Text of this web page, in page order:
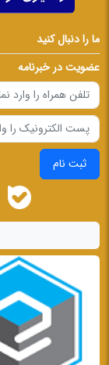
ما را دنبال کنید
عضویت در خبرنامه
ثبت نام